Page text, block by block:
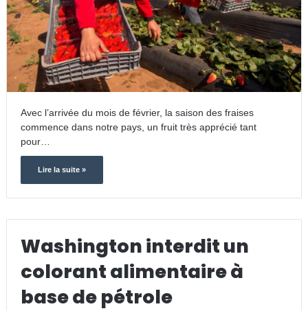
Avec l’arrivée du mois de février, la saison des fraises
commence dans notre pays, un fruit très apprécié tant
pour…
Lire la suite »
Washington interdit un
colorant alimentaire à
base de pétrole